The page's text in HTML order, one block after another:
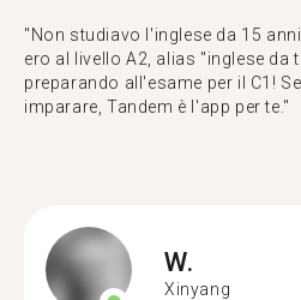
"Non studiavo l'inglese da 15
ero al livello A2, alias "inglese da
preparando all'esame per il C1!
imparare, Tandem è l'app per te."
W.
Xinyang